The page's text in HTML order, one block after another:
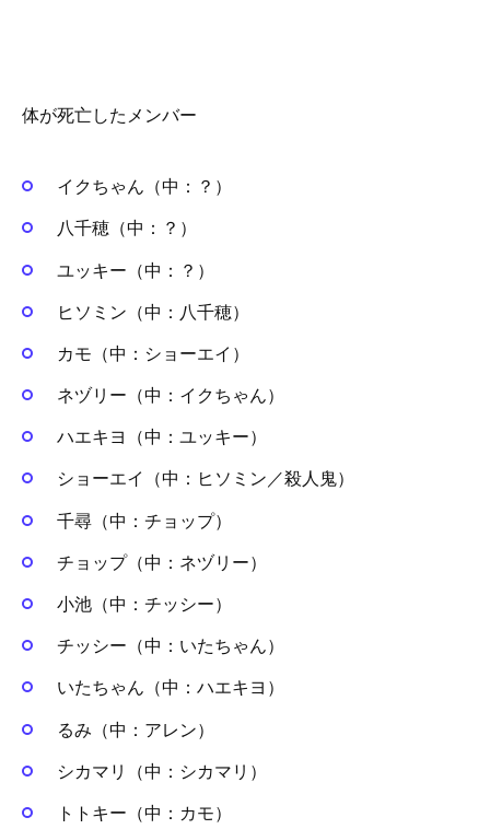
体が死亡したメンバー
イクちゃん（中：？）
八千穂（中：？）
ユッキー（中：？）
ヒソミン（中：八千穂）
カモ（中：ショーエイ）
ネヅリー（中：イクちゃん）
ハエキヨ（中：ユッキー）
ショーエイ（中：ヒソミン／殺人鬼）
千尋（中：チョップ）
チョップ（中：ネヅリー）
小池（中：チッシー）
チッシー（中：いたちゃん）
いたちゃん（中：ハエキヨ）
るみ（中：アレン）
シカマリ（中：シカマリ）
トトキー（中：カモ）